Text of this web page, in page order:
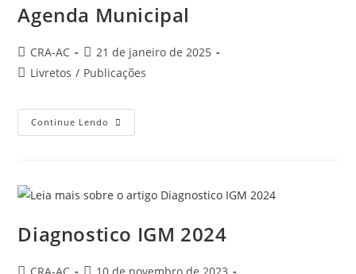
Agenda Municipal
Autor
do
CRA-AC
Post
publicado:
21 de janeiro de 2025
Categoria
Livretos / Publicações
Continue Lendo Agenda
Municipal
Diagnostico IGM 2024
Autor
Post